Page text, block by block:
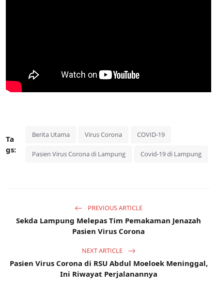
Ta
gs:
Berita Utama Virus Corona COVID-19
Pasien Virus Corona di Lampung Covid-19 di Lampung
PREVIOUS ARTICLE
Sekda Lampung Melepas Tim Pemakaman Jenazah
Pasien Virus Corona
NEXT ARTICLE
Pasien Virus Corona di RSU Abdul Moeloek Meninggal,
Ini Riwayat Perjalanannya